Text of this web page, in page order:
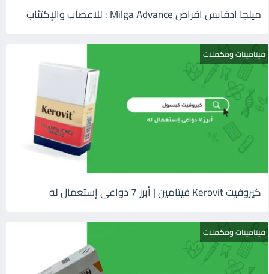
ميلجا ادفانس اقراص Milga Advance : للاعصاب والإكتئاب
فيتامينات ومكملات
كيروفيت Kerovit فيتامين | أبرز 7 دواعى إستعمال له
فيتامينات ومكملات